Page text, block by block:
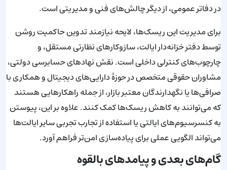
در دفاتر عمومی، از دیگر چالش‌های فنی و مدیریتی است.
برای مدیریت این ریسک‌ها، لایحه نیازمند تدوین حاکمیت روشن
توسط دفتر خزانه‌دار ایالت، سازوکارهای نظارتی مستقل، و
چارچوب‌های کنترلی داخلی است. نقش نهادهای حسابرسی دولتی،
مشاوران حقوقی متخصص در حوزهٔ دارایی‌های دیجیتال و همکاری با
صرافی‌ها یا نگهدارندگان معتبر بازار، از جمله راهکارهایی هستند
که می‌توانند به کاهش ریسک‌ها کمک کنند. علاوه بر این، پیوستن
به کنسرسیوم‌های ایالتی یا استفاده از تجارب تجربی سایر ایالت‌ها
می‌تواند الگویی عملی برای پیاده‌سازی امن‌تر فراهم آورد.
گام‌های بعدی و پیامدهای بالقوه